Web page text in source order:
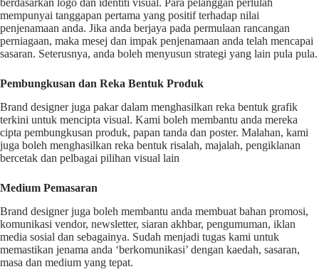
berdasarkan logo dan identiti visual. Para pelanggan perlulah
mempunyai tanggapan pertama yang positif terhadap nilai
penjenamaan anda. Jika anda berjaya pada permulaan rancangan
perniagaan, maka mesej dan impak penjenamaan anda telah mencapai
sasaran. Seterusnya, anda boleh menyusun strategi yang lain pula pula.
Pembungkusan dan Reka Bentuk Produk
Brand designer juga pakar dalam menghasilkan reka bentuk grafik
terkini untuk mencipta visual. Kami boleh membantu anda mereka
cipta pembungkusan produk, papan tanda dan poster. Malahan, kami
juga boleh menghasilkan reka bentuk risalah, majalah, pengiklanan
bercetak dan pelbagai pilihan visual lain
Medium Pemasaran
Brand designer juga boleh membantu anda membuat bahan promosi,
komunikasi vendor, newsletter, siaran akhbar, pengumuman, iklan
media sosial dan sebagainya. Sudah menjadi tugas kami untuk
memastikan jenama anda ‘berkomunikasi’ dengan kaedah, sasaran,
masa dan medium yang tepat.